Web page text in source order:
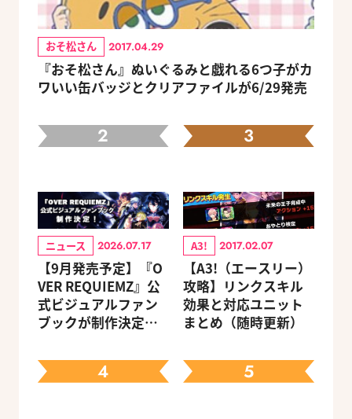
おそ松さん 2017.04.29
『おそ松さん』ぬいぐるみと戯れる6つ子がカ
ワいい缶バッジとクリアファイルが6/29発売
2
ニュース 2026.07.17
【9月発売予定】『O
VER REQUIEMZ』公
式ビジュアルファン
ブックが制作決定！
る豪華グッズ付き限
定セットも同時発売
3
A3! 2017.02.07
【A3!（エースリー）
攻略】リンクスキル
効果と対応ユニット
まとめ（随時更新）
4 5